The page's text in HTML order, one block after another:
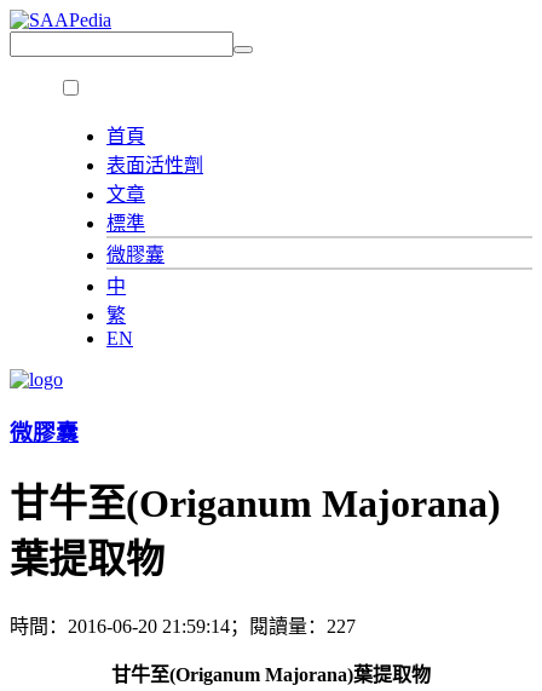
首頁
表面活性劑
文章
標準
微膠囊
中
繁
EN
微膠囊
甘牛至(Origanum Majorana)
葉提取物
時間：2016-06-20 21:59:14；閱讀量：227
甘牛至(Origanum Majorana)葉提取物